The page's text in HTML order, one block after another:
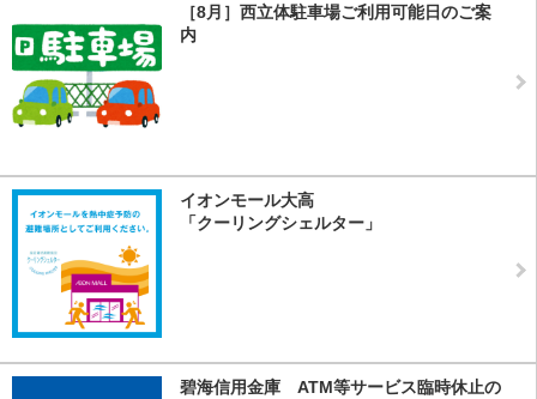
［8月］西立体駐車場ご利用可能日のご案
内
イオンモール大高
「クーリングシェルター」
碧海信用金庫 ATM等サービス臨時休止の